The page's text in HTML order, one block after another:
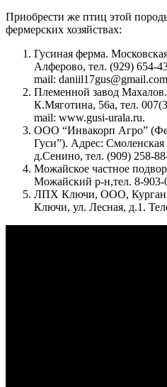
Приобрести же птиц этой
фермерских хозяйствах:
Гусиная ферма.
Алферово, тел. (929) 654-
mail:
Племенной завод
К.Мяготина, 56а, тел.
mail: www.gusi-urala.ru.
ООО “Инвакорп Агро”
Гуси”). Адрес:
д.Сенино, тел. (909) 258-
Можайское частное
Можайский р-н,тел. 8-903-
ЛПХ Ключи, ООО, Курган.
Ключи, ул. Лесная, д.1.